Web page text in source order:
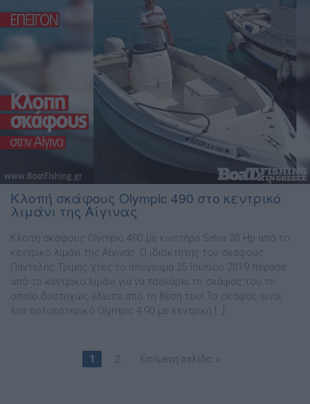
Κλοπή σκάφους Olympic 490 στο κεντρικό
λιμάνι της Αίγινας
Κλοπή σκάφους Olympic 490 με κινητήρα Selva 30 Hp από το
κεντρικό λιμάνι της Αίγινας. Ο ιδιοκτήτης του σκάφους
Παντελής Τρίμης χτες το απόγευμα 25 Ιουλίου 2019 πέρασε
από το κεντρικό λιμάνι για να τσεκάρει το σκάφος του το
οποίο δυστυχώς έλειπε από τη θέση του! Το σκάφος είναι
ένα πολυεστερικό Olympic 4.90 με κεντρική […]
1 2 Επόμενη σελίδα: »